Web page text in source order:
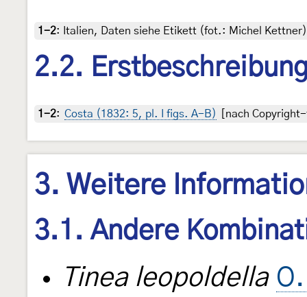
1-2: Italien, Daten siehe Etikett (fot.: Michel
2.2.
1-2: Costa (1832: 5, pl. I figs. A-B) [nach
3. Weitere
3.1. Andere
Tinea leopoldella